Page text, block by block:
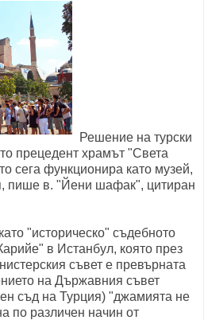
Решение на турски
прецедент храмът "Света
сега функционира като музей,
пише в. "Йени шафак", цитиран
"историческо" съдебното
в Истанбул, която през
съвет е превърната
на Държавния съвет
съд на Турция) "джамията не
по различен начин от